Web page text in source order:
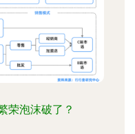
荣泡沫破了？